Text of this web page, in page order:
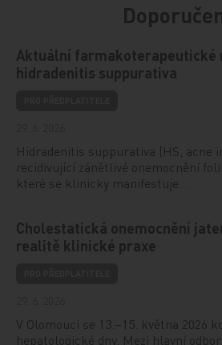
Aktuální farmakoterapeutické
hidradenitis suppurativa
Hidradenitis suppurativa (HS, acne
recidivující zánětlivé onemocnění
které se klinicky manifestuje…
Cholestatická onemocnění
realitě klinické praxe
V Olomouci se 13.–15. května 2026
hepatologické dny. Mezi hlavní